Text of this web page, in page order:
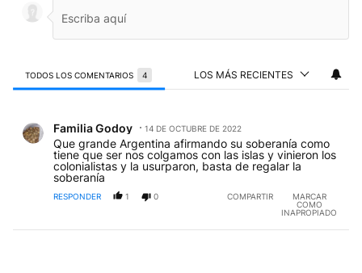
TODOS LOS COMENTARIOS 4 LOS MÁS RECIENTES
Familia Godoy 14 DE OCTUBRE DE 2022
Que grande Argentina afirmando su soberanía como
tiene que ser nos colgamos con las islas y vinieron los
colonialistas y la usurparon, basta de regalar la
soberanía
RESPONDER 1 0 COMPARTIR
MARCAR
COMO
INAPROPIADO